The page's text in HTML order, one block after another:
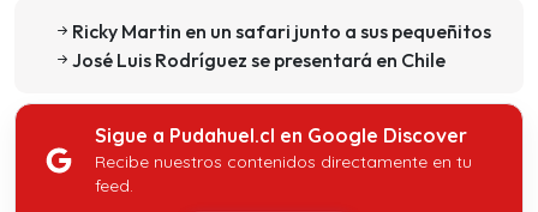
Ricky Martin en un safari junto a sus pequeñitos
José Luis Rodríguez se presentará en Chile
Sigue a Pudahuel.cl en Google Discover
Recibe nuestros contenidos directamente en tu
feed.